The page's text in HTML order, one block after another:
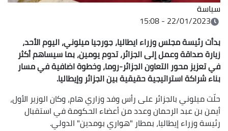
سياسة
22/01/2023 - 15:08
بدأت رئيسة مجلس وزراء ايطاليا، جورجيا ميلوني، اليوم الأحد،
زيارة صداقة وعمل إلى الجزائر، تدوم يومين، بما سيساهم أكثر
في تعزيزمحور التعاون الجزائر-روما، وخطوة اضافية فيمسار
بناء شراكة استراتيجية حقيقية بين الجزائر وإيطاليا.
حلّت ميلوني بالجزائر على رأس وفد وزاري هام، وكان الوزير الأول،
أيمن بن عبد الرحمان وعدد من أعضاء الحكومة في استقبال
رئيسة وزراء إيطاليا، بمطار "هواري بومدين" الدولي.